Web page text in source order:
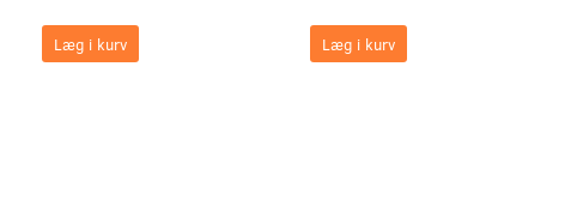
Læg i kurv Læg i kurv